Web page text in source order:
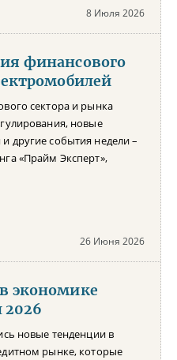
8 Июля 2026
финансового
сектора и рынка
новые
другие события недели –
«Прайм Эксперт»,
26 Июня 2026
экономике
2026
новые тенденции в
рынке, которые